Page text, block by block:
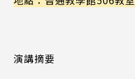
演講摘要